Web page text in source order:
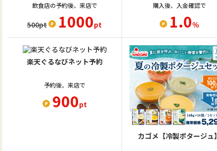
飲食店の予約後、来店で
500pt 1000pt
購入後、入金確認で
1.0％
楽天ぐるなびネット予約
予約後、来店で
900pt
カゴメ【冷製ポタージュ】